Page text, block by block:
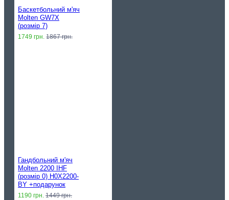
Баскетбольний м'яч
Molten GW7X
(розмір 7)
1749 грн. 1867 грн.
Гандбольний м'яч
Molten 2200 IHF
(розмір 0) H0X2200-
BY +подарунок
1190 грн. 1449 грн.